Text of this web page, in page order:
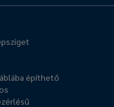
építhető